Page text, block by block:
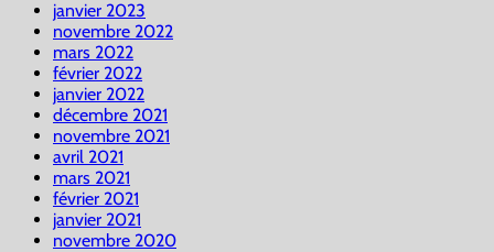
janvier 2023
novembre 2022
mars 2022
février 2022
janvier 2022
décembre 2021
novembre 2021
avril 2021
mars 2021
février 2021
janvier 2021
novembre 2020